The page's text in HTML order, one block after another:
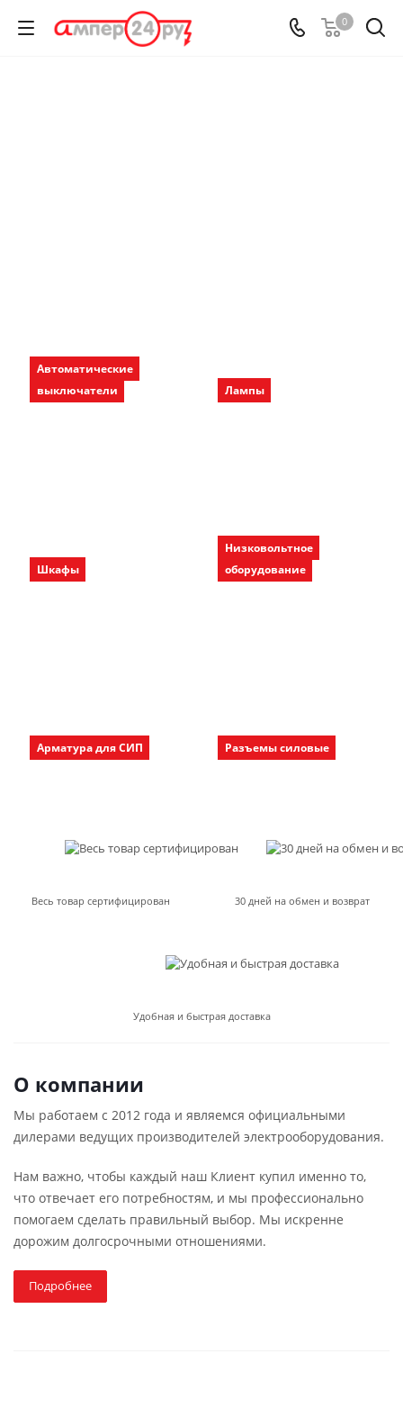
0
Автоматические
выключатели
Лампы
Шкафы
Низковольтное
оборудование
Арматура для СИП Разъемы силовые
Весь товар сертифицирован 30 дней на обмен и возврат
Удобная и быстрая доставка
О компании
Мы работаем с 2012 года и являемся официальными
дилерами ведущих производителей электрооборудования.
Нам важно, чтобы каждый наш Клиент купил именно то,
что отвечает его потребностям, и мы профессионально
помогаем сделать правильный выбор. Мы искренне
дорожим долгосрочными отношениями.
Подробнее